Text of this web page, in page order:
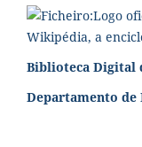
Biblioteca Digital
Departamento de